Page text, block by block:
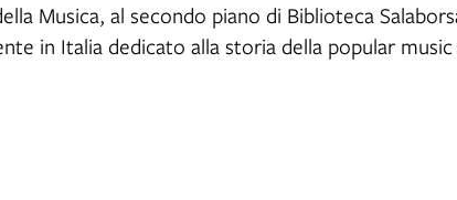
Musica, al secondo piano di Biblioteca
in Italia dedicato alla storia della popular